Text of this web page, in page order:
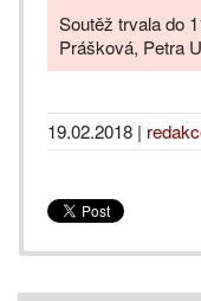
Soutěž trvala do
Prášková, Petra
19.02.2018 |